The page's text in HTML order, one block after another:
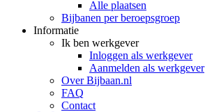
Alle plaatsen
Bijbanen per beroepsgroep
Informatie
Ik ben werkgever
Inloggen als werkgever
Aanmelden als werkgever
Over Bijbaan.nl
FAQ
Contact